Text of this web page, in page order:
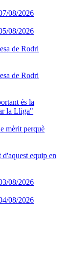
08/2026
08/2026
de Rodri
de Rodri
és la
la Lliga"
mèrit perquè
equip en
08/2026
08/2026